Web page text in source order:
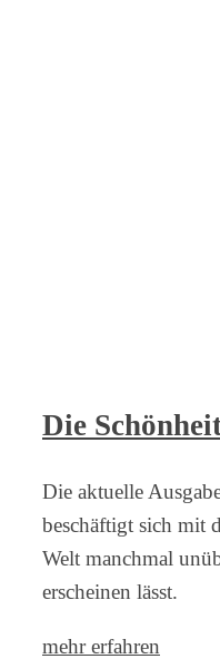
Die
Die aktuelle
beschäftigt sich mit
Welt manchmal
erscheinen lässt.
mehr erfahren